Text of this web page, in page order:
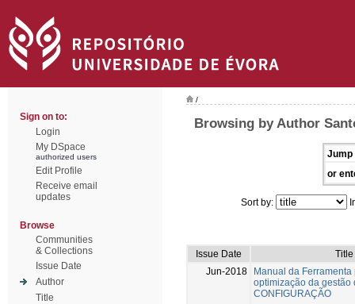
Sign on to:
Login
My DSpace
authorized users
Edit Profile
Receive email
updates
Browse
Communities
& Collections
Issue Date
Author
Title
/
Browsing by Author
Jump
or
Sort by:
Issue Date
Title
Jun-2018
Manual da Ferramenta
optimização da gestão
CONFIGURAÇÃO